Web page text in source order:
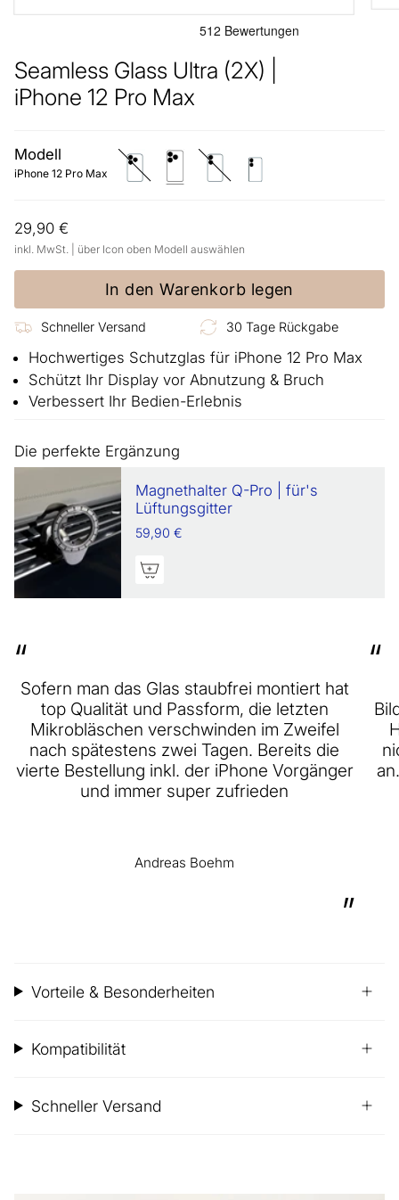
Seamless Glass Ultra (2X) |
iPhone 12 Pro Max
Modell
iPhone 12 Pro Max
iphone-
12-
iphone-iphone-iphone-
29,90 €
inkl. MwSt. | über Icon oben Modell auswählen
In den Warenkorb legen
Schneller Versand 30 Tage Rückgabe
Hochwertiges Schutzglas für iPhone 12 Pro Max
Schützt Ihr Display vor Abnutzung & Bruch
Verbessert Ihr Bedien-Erlebnis
Die perfekte Ergänzung
Magnethalter Q-Pro | für's
Lüftungsgitter
59,90 €
“
Sofern man das Glas staubfrei montiert hat
top Qualität und Passform, die letzten
Mikrobläschen verschwinden im Zweifel
nach spätestens zwei Tagen. Bereits die
vierte Bestellung inkl. der iPhone Vorgänger
und immer super zufrieden
”
Andreas Boehm
“
Vorteile & Besonderheiten
Kompatibilität
Schneller Versand